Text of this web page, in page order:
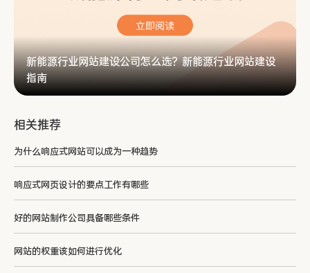
新能源行业网站建设公司怎么选？新能源行业网站建设
指南
相关推荐
为什么响应式网站可以成为一种趋势
响应式网页设计的要点工作有哪些
好的网站制作公司具备哪些条件
网站的权重该如何进行优化